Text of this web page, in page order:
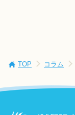
TOP コラム